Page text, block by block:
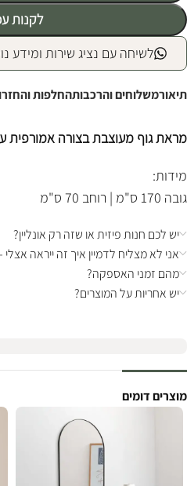
לקנות
לשיחה עם נציג שירות ומידע
תיאורמשלוחים והרכבותהחלפות
מראת גוף מעוצבת בצורה
מידות:
גובה 170 ס"מ | רוחב 70 ס"מ
יש לכם חנות פיזית או שזה רק אונליין?
אני לא מצליח לדמיין איך זה ייראה אצלי
מהם זמני האספקה?
יש אחריות על המוצרים?
מוצרים דומים